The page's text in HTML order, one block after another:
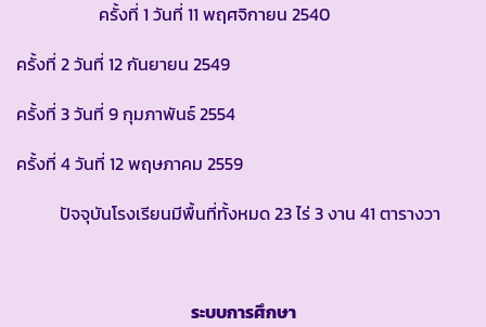
ครั้งที่ 1 วันที่ 11 พฤศจิกายน 2540
ครั้งที่ 2 วันที่ 12 กันยายน 2549
ครั้งที่ 3 วันที่ 9 กุมภาพันธ์ 2554
ครั้งที่ 4 วันที่ 12 พฤษภาคม 2559
ปัจจุบันโรงเรียนมีพื้นที่ทั้งหมด 23 ไร่ 3 งาน 41 ตารางวา
ระบบการศึกษา